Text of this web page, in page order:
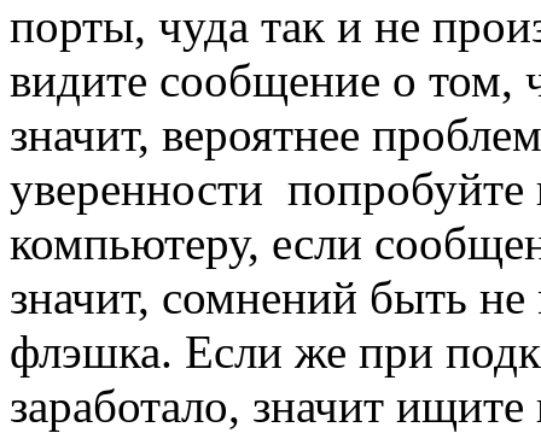
порты, чуда так и не
видите сообщение о том,
значит, вероятнее
уверенности
компьютеру, если
значит, сомнений быть
флэшка. Если же при
заработало, значит